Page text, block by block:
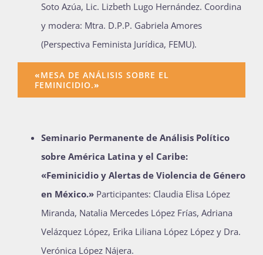
Soto Azúa, Lic. Lizbeth Lugo Hernández. Coordina
y modera: Mtra. D.P.P. Gabriela Amores
(Perspectiva Feminista Jurídica, FEMU).
«MESA DE ANÁLISIS SOBRE EL
FEMINICIDIO.»
Seminario Permanente de Análisis Político
sobre América Latina y el Caribe:
«Feminicidio y Alertas de Violencia de Género
en México.» Participantes: Claudia Elisa López
Miranda, Natalia Mercedes López Frías, Adriana
Velázquez López, Erika Liliana López López y Dra.
Verónica López Nájera.